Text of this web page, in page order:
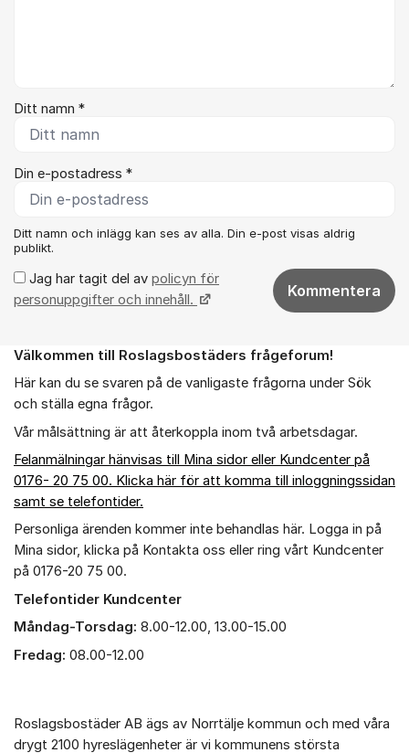
Ditt namn *
Din e-postadress *
Ditt namn och inlägg kan ses av alla. Din e-post visas aldrig
publikt.
Jag har tagit del av policyn för
personuppgifter och innehåll.
Kommentera
Om forumet
Välkommen till Roslagsbostäders frågeforum!
Här kan du se svaren på de vanligaste frågorna under Sök
och ställa egna frågor.
Vår målsättning är att återkoppla inom två arbetsdagar.
Felanmälningar hänvisas till Mina sidor eller Kundcenter på
0176- 20 75 00. Klicka här för att komma till inloggningssidan
samt se telefontider.
Personliga ärenden kommer inte behandlas här. Logga in på
Mina sidor, klicka på Kontakta oss eller ring vårt Kundcenter
på 0176-20 75 00.
Telefontider Kundcenter
Måndag-Torsdag: 8.00-12.00, 13.00-15.00
Fredag: 08.00-12.00
Roslagsbostäder AB ägs av Norrtälje kommun och med våra
drygt 2100 hyreslägenheter är vi kommunens största